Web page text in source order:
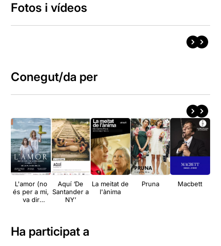
Fotos i vídeos
Conegut/da per
L'amor (no
és per a mi,
va dir
Aquí ‘De
Santander a
NY’
La meitat de
l'ànima
Pruna Macbett
Ha participat a